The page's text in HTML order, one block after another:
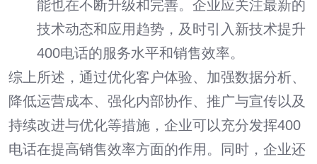
能也在不断升级和完善。企业应关注最新的
技术动态和应用趋势，及时引入新技术提升
400电话的服务水平和销售效率。
综上所述，通过优化客户体验、加强数据分析、
降低运营成本、强化内部协作、推广与宣传以及
持续改进与优化等措施，企业可以充分发挥400
电话在提高销售效率方面的作用。同时，企业还